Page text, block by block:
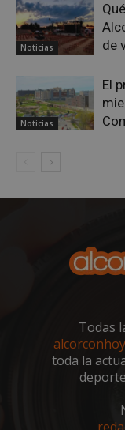
Noticias
de
Noticias
El
Todas
toda lasp_landing
Privacy Policy